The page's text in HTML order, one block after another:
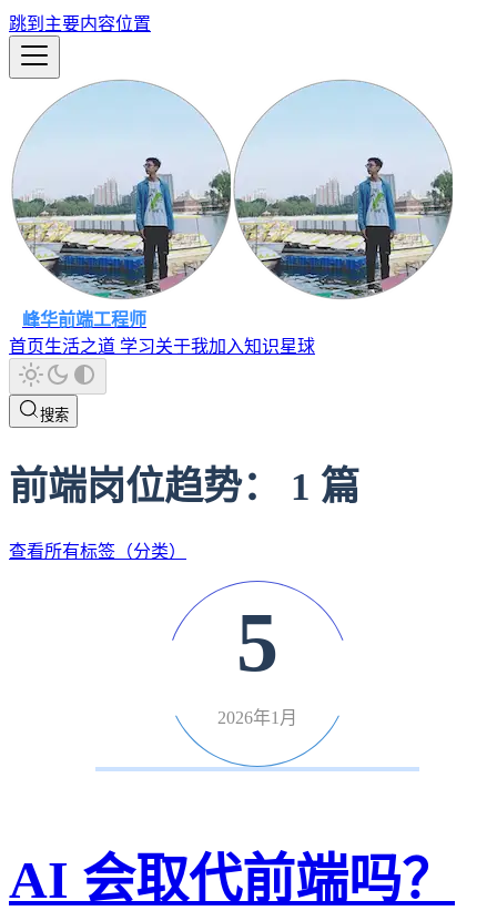
跳到主要内容位置
峰华前端工程师
首页生活之道 学习关于我加入知识星球
搜索
前端岗位趋势： 1 篇
查看所有标签（分类）
5
2026年1月
AI 会取代前端吗？